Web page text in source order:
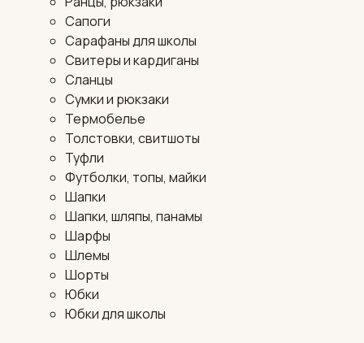
Сапоги
Сарафаны для школы
Свитеры и кардиганы
Сланцы
Сумки и рюкзаки
Термобелье
Толстовки, свитшоты
Туфли
Футболки, топы, майки
Шапки
Шапки, шляпы, панамы
Шарфы
Шлемы
Шорты
Юбки
Юбки для школы